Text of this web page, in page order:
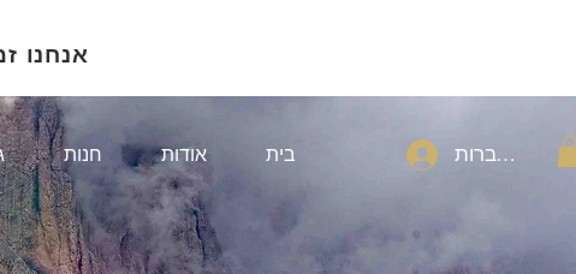
אנחנו
חנות אודות בית להתחברות